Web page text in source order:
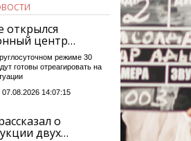
открылся
центр…
режиме 30
готовы отреагировать на
14:07:15
о
двух…